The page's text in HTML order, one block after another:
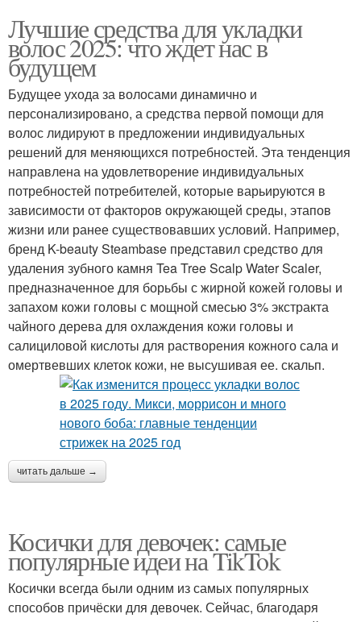
Лучшие средства для укладки
волос 2025: что ждет нас в
будущем
Будущее ухода за волосами динамично и
персонализировано, а средства первой помощи для
волос лидируют в предложении индивидуальных
решений для меняющихся потребностей. Эта тенденция
направлена ​​на удовлетворение индивидуальных
потребностей потребителей, которые варьируются в
зависимости от факторов окружающей среды, этапов
жизни или ранее существовавших условий. Например,
бренд K-beauty Steambase представил средство для
удаления зубного камня Tea Tree Scalp Water Scaler,
предназначенное для борьбы с жирной кожей головы и
запахом кожи головы с мощной смесью 3% экстракта
чайного дерева для охлаждения кожи головы и
салициловой кислоты для растворения кожного сала и
омертвевших клеток кожи, не высушивая ее. скальп.
читать дальше →
Косички для девочек: самые
популярные идеи на TikTok
Косички всегда были одним из самых популярных
способов причёски для девочек. Сейчас, благодаря